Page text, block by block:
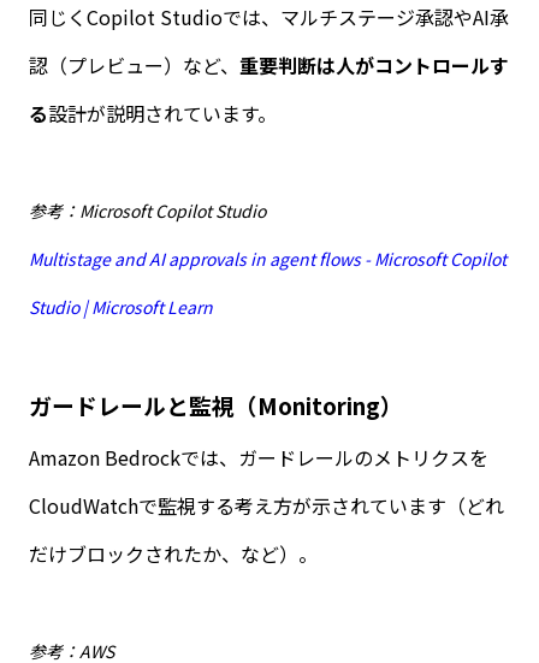
同じく Copilot Studioでは、マルチステージ承認やAI承
認（プレビュー）など、 重要判断は人がコントロールす
る設計が説明されています。
参考：Microsoft Copilot Studio
Multistage and AI approvals in agent flows - Microsoft Copilot
Studio | Microsoft Learn
ガードレールと監視（Monitoring）
Amazon Bedrockでは、ガードレールのメトリクスを
CloudWatchで監視する考え方が示されています（どれ
だけブロックされたか、など）。
参考：AWS